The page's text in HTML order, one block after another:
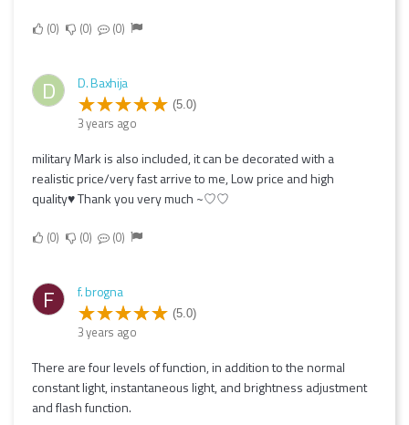
0 0 0
D D. Baxhija
(5.0)
3 years ago
military Mark is also included, it can be decorated with a
realistic price/very fast arrive to me, Low price and high
quality♥️ Thank you very much ~♡♡
0 0 0
F f. brogna
(5.0)
3 years ago
There are four levels of function, in addition to the normal
constant light, instantaneous light, and brightness adjustment
and flash function.